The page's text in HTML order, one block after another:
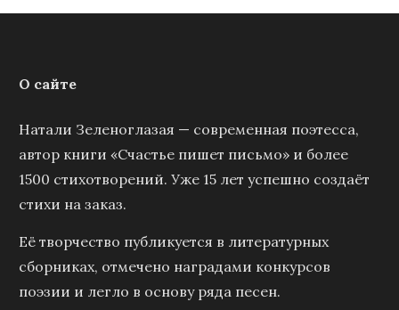
О сайте
Натали Зеленоглазая — современная поэтесса,
автор книги «Счастье пишет письмо» и более
1500 стихотворений. Уже 15 лет успешно создаёт
стихи на заказ.
Её творчество публикуется в литературных
сборниках, отмечено наградами конкурсов
поэзии и легло в основу ряда песен.